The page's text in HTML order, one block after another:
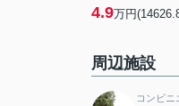
4.9万円
周辺施設
コンビニ